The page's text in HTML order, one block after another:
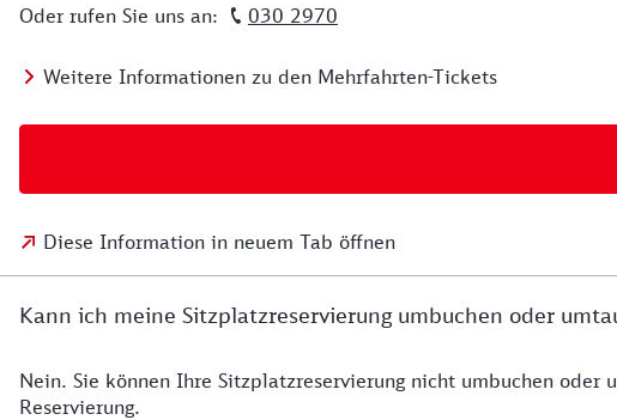
Oder rufen Sie uns an:
030 2970
Weitere Informationen zu den Mehrfahrten-Tickets
Diese Information in neuem Tab öffnen
Kann ich meine Sitzplatzreservierung umbuchen oder
Nein. Sie können Ihre Sitzplatzreservierung nicht umbuchen oder
Reservierung.